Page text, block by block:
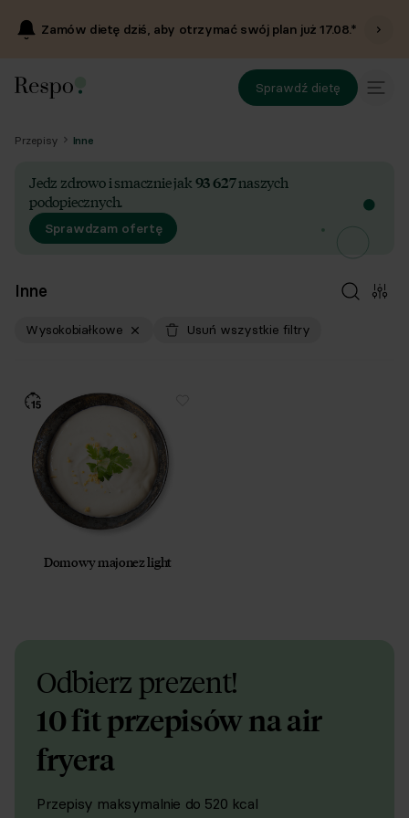
Zamów dietę dziś, aby otrzymać swój plan już17.08.*
Sprawdź dietę
Przepisy Inne
Jedz zdrowo i smacznie jak93 627naszych
podopiecznych.
Sprawdzam ofertę
Inne
Wysokobiałkowe Usuń wszystkie filtry
Domowy majonez light
Odbierz prezent!
10 fit przepisów na air
fryera
Przepisy maksymalnie do 520 kcal